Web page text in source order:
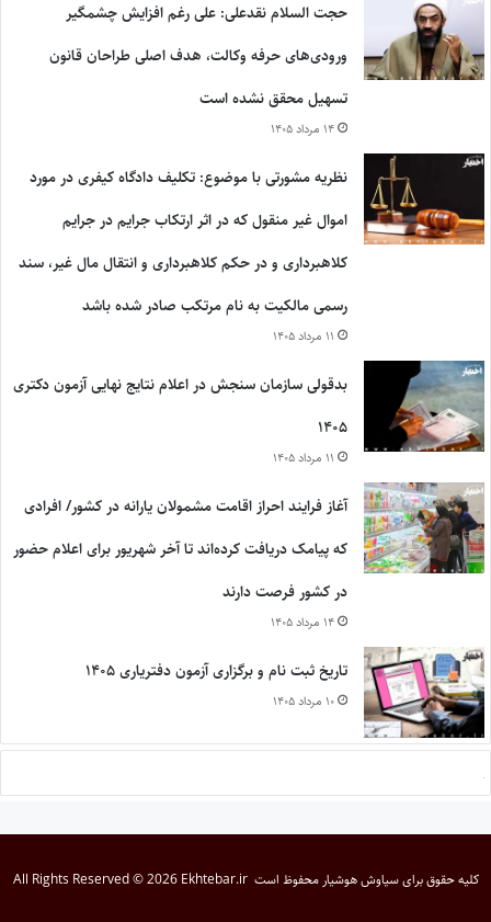
حجت السلام نقدعلی: علی رغم افزایش چشمگیر
ورودی‌های حرفه وکالت، هدف اصلی طراحان قانون
تسهیل محقق نشده است
۱۴ مرداد ۱۴۰۵
نظریه مشورتی با موضوع: تکلیف دادگاه کیفری در مورد
اموال غیر منقول که در اثر ارتکاب جرایم در جرایم
کلاهبرداری و در حکم کلاهبرداری و انتقال مال غیر، سند
رسمی مالکیت به نام مرتکب صادر شده باشد
۱۱ مرداد ۱۴۰۵
بدقولی سازمان سنجش در اعلام نتایج نهایی آزمون دکتری
۱۴۰۵
۱۱ مرداد ۱۴۰۵
آغاز فرایند احراز اقامت مشمولان یارانه در کشور/ افرادی
که پیامک دریافت کرده‌اند تا آخر شهریور برای اعلام حضور
در کشور فرصت دارند
۱۴ مرداد ۱۴۰۵
تاریخ ثبت نام و برگزاری آزمون دفتریاری ۱۴۰۵
۱۰ مرداد ۱۴۰۵
کلیه حقوق برایسیاوش هوشیار محفوظ است All Rights Reserved © 2026 Ekhtebar.ir